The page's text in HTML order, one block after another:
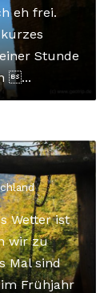
eh frei.
Stunde
...
Wetter ist
wir zu
Mal sind
Frühjahr